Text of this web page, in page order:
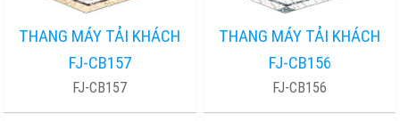
THANG MÁY TẢI KHÁCH
FJ-CB157
FJ-CB157
THANG MÁY TẢI KHÁCH
FJ-CB156
FJ-CB156